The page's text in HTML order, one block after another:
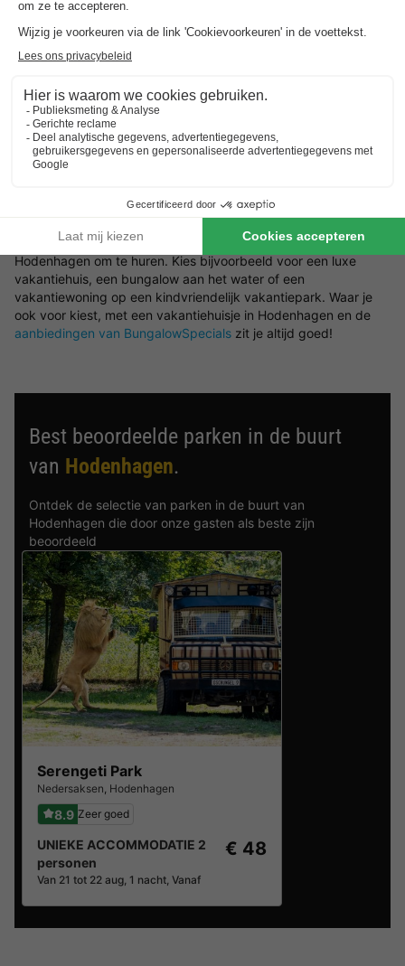
Nederlandof ga in Hodenhagen voor een bungalow en geniet
van een prachtige omgeving waar jij tot rust kunt komen. Bij
vakantiehuisjes in een bosrijke omgeving, aan zee, tussen de
vakantiehuis in Hodenhagen te huren met onder andere veel
ruimte en privacy of juist een bungalow in Hodenhagen op een
vakantieparkwaar je gebruik kunt maken van een groot aantal
parkfaciliteiten.
Dan zijn er een verscheidenheid aan type bungalows in
Hodenhagen om te huren. Kies bijvoorbeeld voor een luxe
vakantiehuis, een bungalow aan het water of een
vakantiewoning op een kindvriendelijk vakantiepark. Waar je
ook voor kiest, met een vakantiehuisje in Hodenhagen en de
aanbiedingen van BungalowSpecials zit je altijd goed!
Best beoordeelde parken in de buurt
van Hodenhagen.
Ontdek de selectie van parken in de buurt van
Hodenhagen die door onze gasten als beste zijn
beoordeeld
Serengeti Park
Nedersaksen, Hodenhagen
8.9 Zeer goed
UNIEKE ACCOMMODATIE 2
personen
Van 21 tot 22 aug, 1 nacht, Vanaf
€ 48